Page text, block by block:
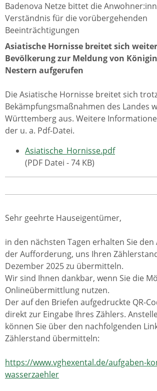
Badenova Netze bittet die
Verständnis für die vorübergehenden
Beeinträchtigungen
Asiatische Hornisse breitet sich
Bevölkerung zur Meldung von
Nestern aufgerufen
Die Asiatische Hornisse breitet sich
Bekämpfungsmaßnahmen des Landes
Württemberg aus. Weitere
der u. a. Pdf-Datei.
Asiatische_Hornisse.pdf
(PDF Datei - 74 KB)
Sehr geehrte Hauseigentümer,
in den nächsten Tagen erhalten Sie
der Aufforderung, uns Ihren
Dezember 2025 zu übermitteln.
Wir sind Ihnen dankbar, wenn Sie die
Onlineübermittlung nutzen.
Der auf den Briefen aufgedruckte QR-
direkt zur Eingabe Ihres Zählers.
können Sie über den nachfolgenden
Zählerstand übermitteln:
https://www.vghexental.de/aufgaben-
wasserzaehler